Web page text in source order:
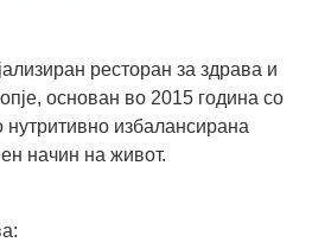
ресторан за здрава и
основан во 2015 година со
нутритивно избалансирана
начин на живот.